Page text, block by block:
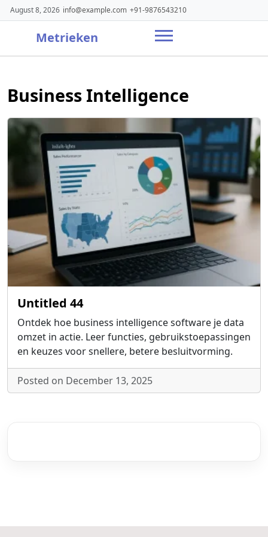
Skip
to
August 8, 2026 info@example.com +91-9876543210
Metrieken
Business Intelligence
Untitled 44
Ontdek hoe business intelligence software je data
omzet in actie. Leer functies, gebruikstoepassingen
en keuzes voor snellere, betere besluitvorming.
Posted on December 13, 2025